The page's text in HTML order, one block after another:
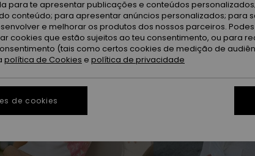
para te apresentar publicações e conteúdos
conteúdo; para apresentar anúncios personalizados; para
e melhorar os produtos dos nossos parceiros.
cookies que estão sujeitos ao teu consentimento, ou para
(tais como certos cookies de medição de
política de Cookies e política de privacidade
de cookies